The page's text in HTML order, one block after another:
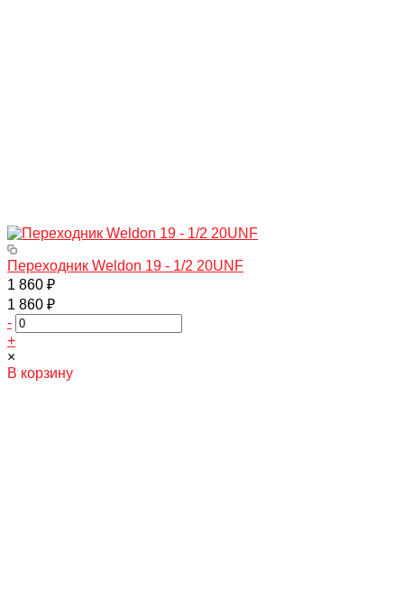
Переходник Weldon 19 - 1/2 20UNF
1 860 ₽
1 860 ₽
-
+
×
В корзину